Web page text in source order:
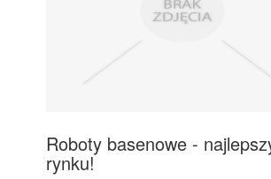
Roboty basenowe -
rynku!